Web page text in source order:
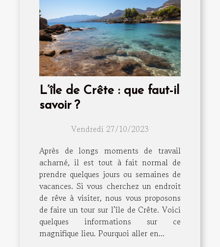
L’île de Crête : que faut-il
savoir ?
Vendredi 27/10/2023
Après de longs moments de travail
acharné, il est tout à fait normal de
prendre quelques jours ou semaines de
vacances. Si vous cherchez un endroit
de rêve à visiter, nous vous proposons
de faire un tour sur l’île de Crête. Voici
quelques informations sur ce
magnifique lieu. Pourquoi aller en...